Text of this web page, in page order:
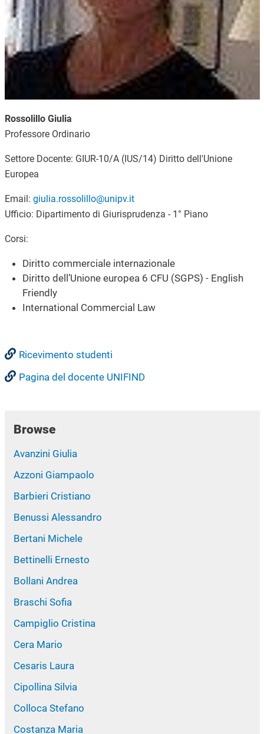
Rossolillo Giulia
Professore Ordinario
Settore Docente: GIUR-10/A (IUS/14) Diritto dell'Unione
Europea
Email: giulia.rossolillo@unipv.it
Ufficio: Dipartimento di Giurisprudenza - 1° Piano
Corsi:
Diritto commerciale internazionale
Diritto dell’Unione europea 6 CFU (SGPS) - English
Friendly
International Commercial Law
Ricevimento studenti
Pagina del docente UNIFIND
Browse
Avanzini Giulia
Azzoni Giampaolo
Barbieri Cristiano
Benussi Alessandro
Bertani Michele
Bettinelli Ernesto
Bollani Andrea
Braschi Sofia
Campiglio Cristina
Cera Mario
Cesaris Laura
Cipollina Silvia
Colloca Stefano
Costanza Maria